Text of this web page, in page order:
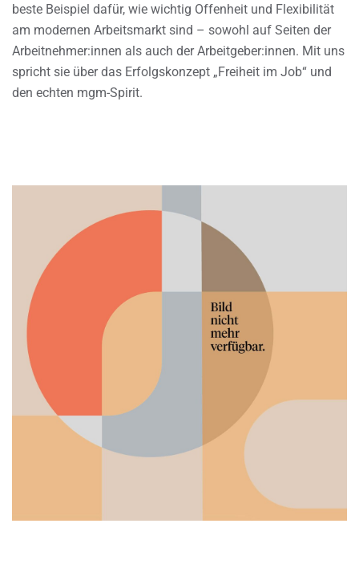
beste Beispiel dafür, wie wichtig Offenheit und Flexibilität
am modernen Arbeitsmarkt sind – sowohl auf Seiten der
Arbeitnehmer:innen als auch der Arbeitgeber:innen. Mit uns
spricht sie über das Erfolgskonzept „Freiheit im Job“ und
den echten mgm-Spirit.